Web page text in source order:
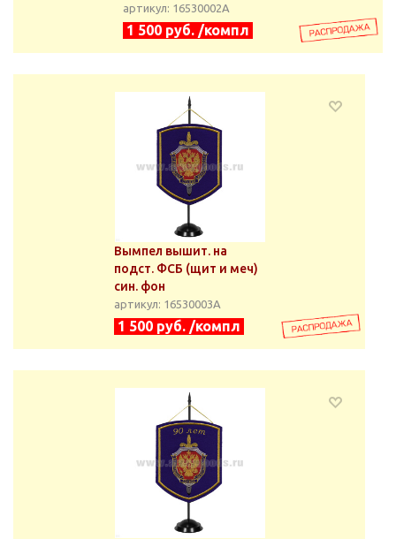
артикул: 16530002А
1 500 руб. /компл
Вымпел вышит. на
подст. ФСБ (щит и меч)
син. фон
артикул: 16530003А
1 500 руб. /компл